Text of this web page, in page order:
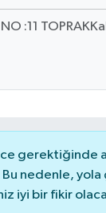
:11
gerektiğinde
nedenle, yola
iyi bir fikir